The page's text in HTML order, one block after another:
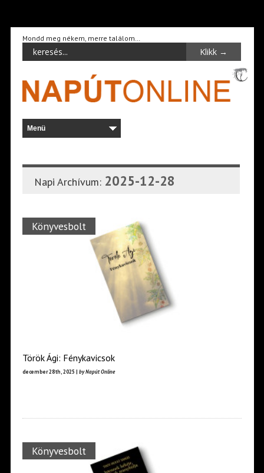
Mondd meg nékem, merre találom…
Napi Archívum: 2025-12-28
Könyvesbolt
Török Ági: Fénykavicsok
december 28th, 2025 | by Napút Online
Könyvesbolt